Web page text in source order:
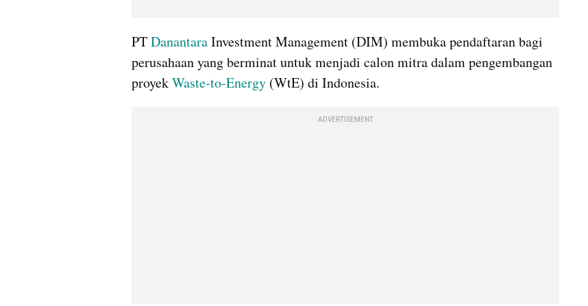
PT Danantara Investment Management (DIM) membuka pendaftaran bagi
perusahaan yang berminat untuk menjadi calon mitra dalam pengembangan
proyek Waste-to-Energy (WtE) di Indonesia.
ADVERTISEMENT